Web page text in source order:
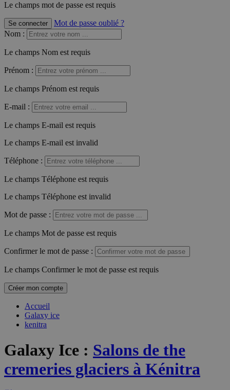
Le champs mot de passe est requis
Se connecter
Mot de passe oublié ?
Nom :
Le champs Nom est requis
Prénom :
Le champs Prénom est requis
E-mail :
Le champs E-mail est requis
Le champs E-mail est invalid
Téléphone :
Le champs Téléphone est requis
Le champs Téléphone est invalid
Mot de passe :
Le champs Mot de passe est requis
Confirmer le mot de passe :
Le champs Confirmer le mot de passe est requis
Créer mon compte
Accueil
Galaxy ice
kenitra
Galaxy Ice : Salons de the
cremeries glaciers à Kénitra